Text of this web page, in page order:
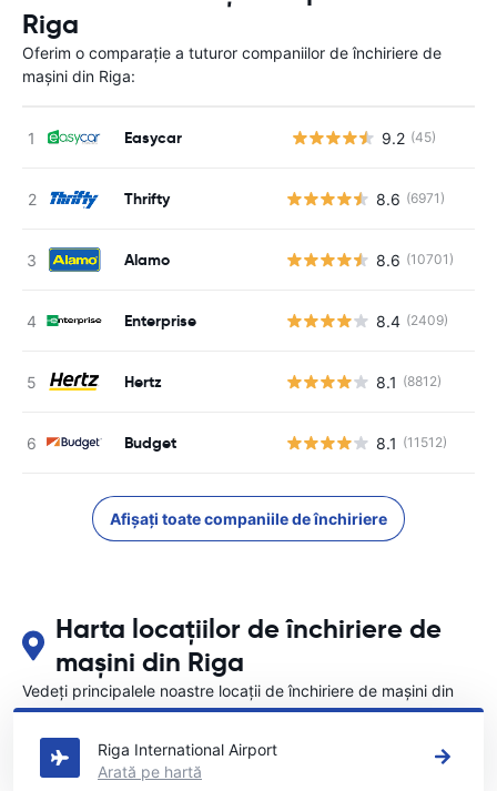
Riga
Oferim o comparație a tuturor companiilor de închiriere de
mașini din Riga:
Easycar 9.2 (45)
Thrifty 8.6 (6971)
Alamo 8.6 (10701)
Enterprise 8.4 (2409)
Hertz 8.1 (8812)
Budget 8.1 (11512)
Afișați toate companiile de închiriere
Harta locațiilor de închiriere de
mașini din Riga
Vedeți principalele noastre locații de închiriere de mașini din
Riga
Riga International Airport
Arată pe hartă